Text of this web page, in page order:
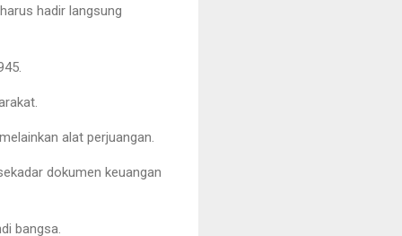
hadir langsung
alat perjuangan.
dokumen keuangan
bangsa.